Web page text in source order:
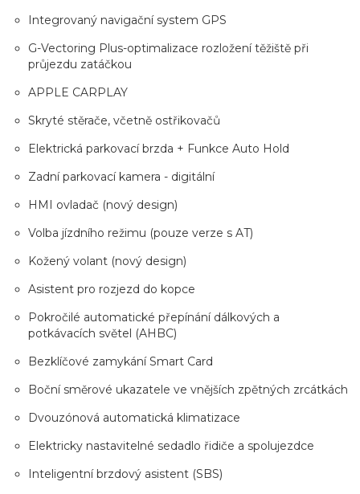
Integrovaný navigační system GPS
G-Vectoring Plus-optimalizace rozložení těžiště při
průjezdu zatáčkou
APPLE CARPLAY
Skryté stěrače, včetně ostřikovačů
Elektrická parkovací brzda + Funkce Auto Hold
Zadní parkovací kamera - digitální
HMI ovladač (nový design)
Volba jízdního režimu (pouze verze s AT)
Kožený volant (nový design)
Asistent pro rozjezd do kopce
Pokročilé automatické přepínání dálkových a
potkávacích světel (AHBC)
Bezklíčové zamykání Smart Card
Boční směrové ukazatele ve vnějších zpětných zrcátkách
Dvouzónová automatická klimatizace
Elektricky nastavitelné sedadlo řidiče a spolujezdce
Inteligentní brzdový asistent (SBS)